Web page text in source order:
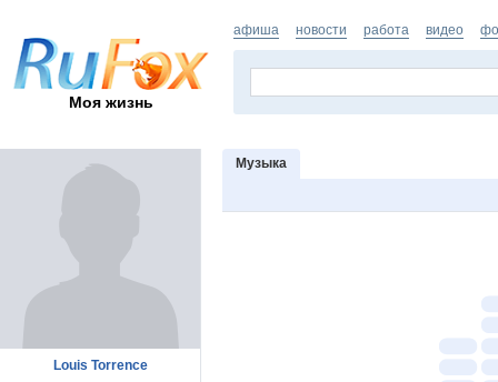
Моя жизнь
афиша новости работа видео
Музыка
Louis Torrence